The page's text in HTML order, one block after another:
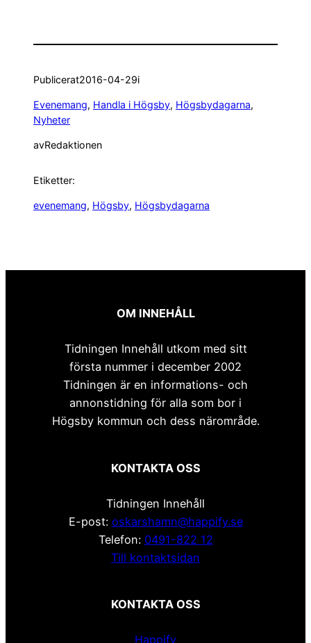
Publicerat2016-04-29i
Evenemang, Handla i Högsby, Högsbydagarna
Nyheter
avRedaktionen
Etiketter:
evenemang, Högsby, Högsbydagarna
OM INNEHÅLL
Tidningen Innehåll utkom med sitt
första nummer i december 2002
Tidningen är en informations- och
annonstidning för alla som bor i
Högsby kommun och dess närområde.
KONTAKTA OSS
Tidningen Innehåll
E-post: oskarshamn@happify.se
Telefon: 0491-822 12
Till kontaktsidan
KONTAKTA OSS
Happify